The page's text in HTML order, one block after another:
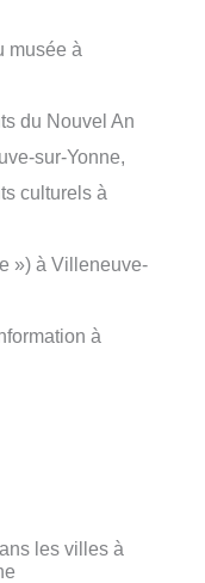
musée à
du Nouvel An
sur-Yonne,
culturels à
») à Villeneuve-
à
les villes à